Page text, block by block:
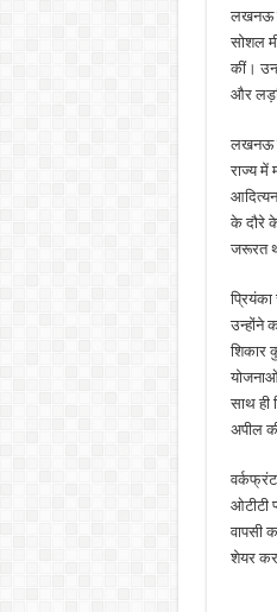
लखनऊ
सोशल
कीं।
और
लखनऊ
राज्य में
के दौरे
जरूरत
उन्होंने
शिकार
साथ ही
अपील
वर्कफ्रंट
ओटीटी
वापसी
शेयर